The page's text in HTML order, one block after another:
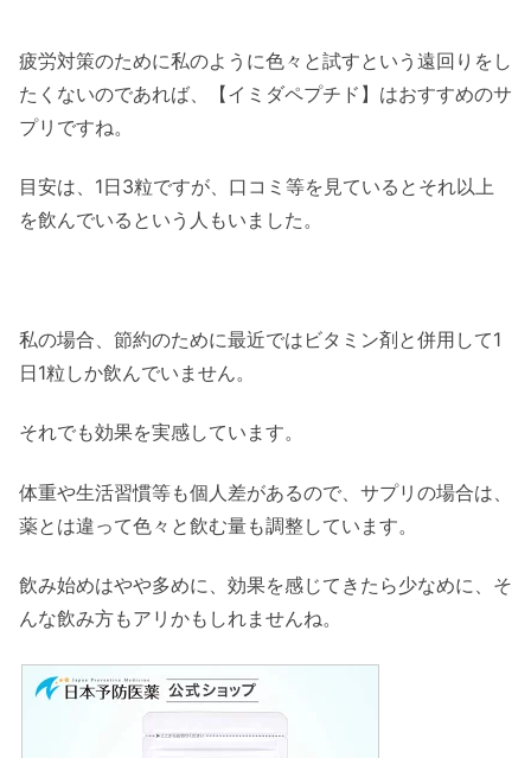
疲労対策のために私のように色々と試すという遠回りをし
たくないのであれば、【イミダペプチド】はおすすめのサ
プリですね。
目安は、1日3粒ですが、口コミ等を見ているとそれ以上
を飲んでいるという人もいました。
私の場合、節約のために最近ではビタミン剤と併用して1
日1粒しか飲んでいません。
それでも効果を実感しています。
体重や生活習慣等も個人差があるので、サプリの場合は、
薬とは違って色々と飲む量も調整しています。
飲み始めはやや多めに、効果を感じてきたら少なめに、そ
んな飲み方もアリかもしれませんね。